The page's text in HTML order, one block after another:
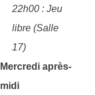
22h00 : Jeu
libre (Salle
17)
Mercredi après-
midi